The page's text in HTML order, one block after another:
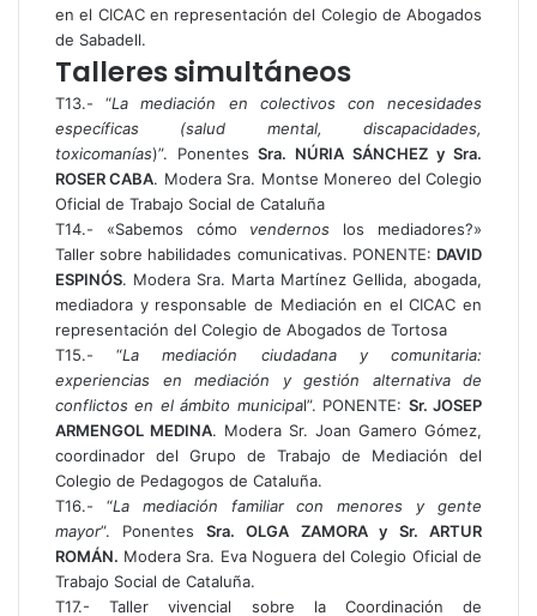
en el CICAC en representación del Colegio de Abogados
de Sabadell.
Talleres simultáneos
T13.- “La mediación en colectivos con necesidades
específicas (salud mental, discapacidades,
toxicomanías)”. Ponentes Sra. NÚRIA SÁNCHEZ y Sra.
ROSER CABA. Modera Sra. Montse Monereo del Colegio
Oficial de Trabajo Social de Cataluña
T14.- «Sabemos cómo vendernos los mediadores?»
Taller sobre habilidades comunicativas. PONENTE: DAVID
ESPINÓS. Modera Sra. Marta Martínez Gellida, abogada,
mediadora y responsable de Mediación en el CICAC en
representación del Colegio de Abogados de Tortosa
T15.- “La mediación ciudadana y comunitaria:
experiencias en mediación y gestión alternativa de
conflictos en el ámbito municipal”. PONENTE: Sr. JOSEP
ARMENGOL MEDINA. Modera Sr. Joan Gamero Gómez,
coordinador del Grupo de Trabajo de Mediación del
Colegio de Pedagogos de Cataluña.
T16.- “La mediación familiar con menores y gente
mayor”. Ponentes Sra. OLGA ZAMORA y Sr. ARTUR
ROMÁN. Modera Sra. Eva Noguera del Colegio Oficial de
Trabajo Social de Cataluña.
T17.- Taller vivencial sobre la Coordinación de